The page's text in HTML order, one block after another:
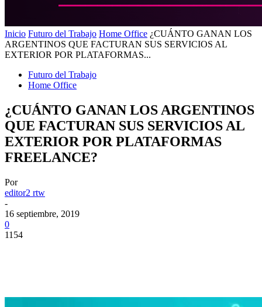
Inicio Futuro del Trabajo Home Office ¿CUÁNTO GANAN LOS
ARGENTINOS QUE FACTURAN SUS SERVICIOS AL
EXTERIOR POR PLATAFORMAS...
Futuro del Trabajo
Home Office
¿CUÁNTO GANAN LOS ARGENTINOS
QUE FACTURAN SUS SERVICIOS AL
EXTERIOR POR PLATAFORMAS
FREELANCE?
Por
editor2 rtw
-
16 septiembre, 2019
0
1154